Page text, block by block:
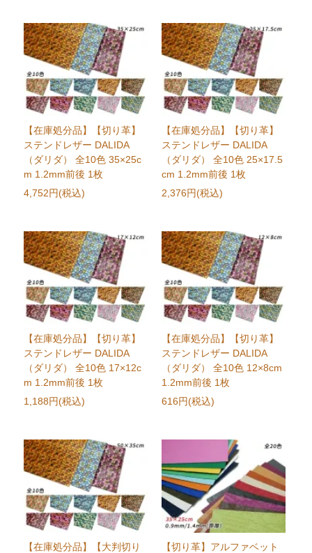
【在庫処分品】【切り革】
ステンドレザー DALIDA
（ダリダ） 全10色 35×25c
m 1.2mm前後 1枚
4,752円(税込)
【在庫処分品】【切り革】
ステンドレザー DALIDA
（ダリダ） 全10色 25×17.5
cm 1.2mm前後 1枚
2,376円(税込)
【在庫処分品】【切り革】
ステンドレザー DALIDA
（ダリダ） 全10色 17×12c
m 1.2mm前後 1枚
1,188円(税込)
【在庫処分品】【切り革】
ステンドレザー DALIDA
（ダリダ） 全10色 12×8cm
1.2mm前後 1枚
616円(税込)
【在庫処分品】【大判切り
【切り革】アルファベット